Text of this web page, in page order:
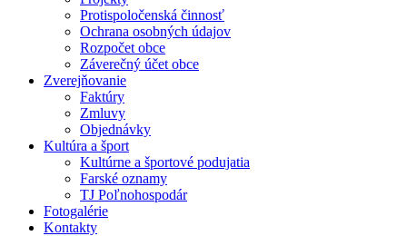
Protispoločenská činnosť
Ochrana osobných údajov
Rozpočet obce
Záverečný účet obce
Zverejňovanie
Faktúry
Zmluvy
Objednávky
Kultúra a šport
Kultúrne a športové podujatia
Farské oznamy
TJ Poľnohospodár
Fotogalérie
Kontakty